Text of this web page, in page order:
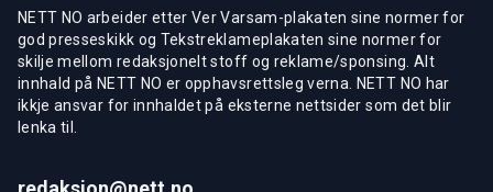
NETT NO arbeider etter Ver Varsam-plakaten sine normer for
god presseskikk og Tekstreklameplakaten sine normer for
skilje mellom redaksjonelt stoff og reklame/sponsing. Alt
innhald på NETT NO er opphavsrettsleg verna. NETT NO har
ikkje ansvar for innhaldet på eksterne nettsider som det blir
lenka til.